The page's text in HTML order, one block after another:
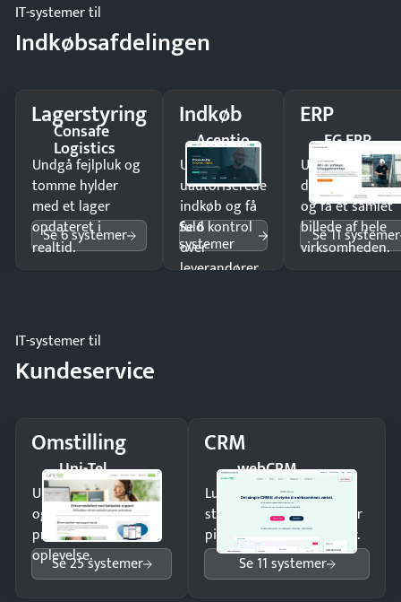
IT-systemer til
Indkøbsafdelingen
Lagerstyring
Consafe
Logistics
Undgå fejlpluk og
tomme hylder
med et lager
opdateret i
realtid.
Se 6 systemer
Indkøb
Acentio
Undgå
uautoriserede
indkøb og få
fuld kontrol
over
leverandører
Se 6
systemer
ERP
EG ERP
Undgå
og få ét samlet
billede af hele
virksomheden.
Se 11 systemer
IT-systemer til
Kundeservice
Omstilling
Uni-Tel
Undgå tabte opkald
og giv kunderne en
professionel
oplevelse.
Se 25 systemer
CRM
webCRM
Luk flere salg med et
struktureret overblik over
pipeline og opfølgninger.
Se 11 systemer